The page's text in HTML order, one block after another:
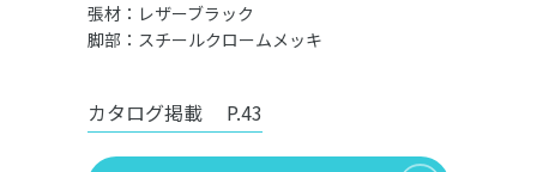
張材：レザーブラック
脚部：スチールクロームメッキ
カタログ掲載 P.43